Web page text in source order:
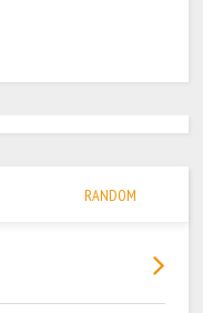
RANDOM